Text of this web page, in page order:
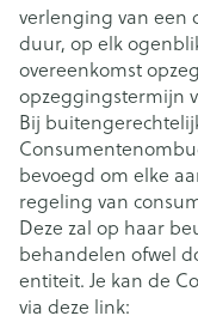
verlenging van een
duur, op elk
overeenkomst
opzeggingstermijn
Bij
bevoegd om elke
regeling van
Deze zal op haar
behandelen ofwel
entiteit. Je kan de
via deze link: